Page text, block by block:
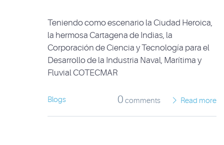
Teniendo como escenario la Ciudad Heroica,
la hermosa Cartagena de Indias, la
Corporación de Ciencia y Tecnología para el
Desarrollo de la Industria Naval, Marítima y
Fluvial COTECMAR
Blogs 0 comments Read more